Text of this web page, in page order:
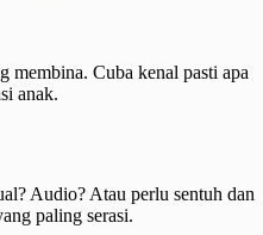
membina. Cuba kenal pasti apa
anak.
Audio? Atau perlu sentuh dan
paling serasi.